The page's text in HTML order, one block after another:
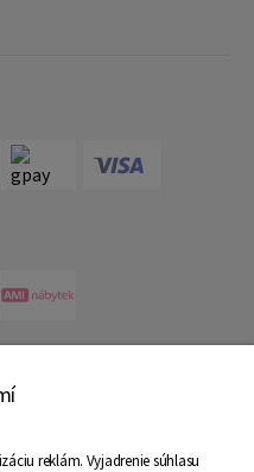
reklám. Vyjadrenie súhlasu